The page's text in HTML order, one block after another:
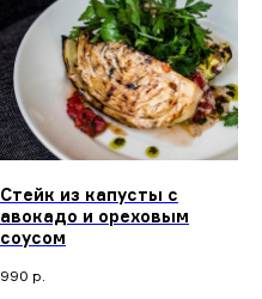
Стейк из капусты с
авокадо и ореховым
соусом
990 р.